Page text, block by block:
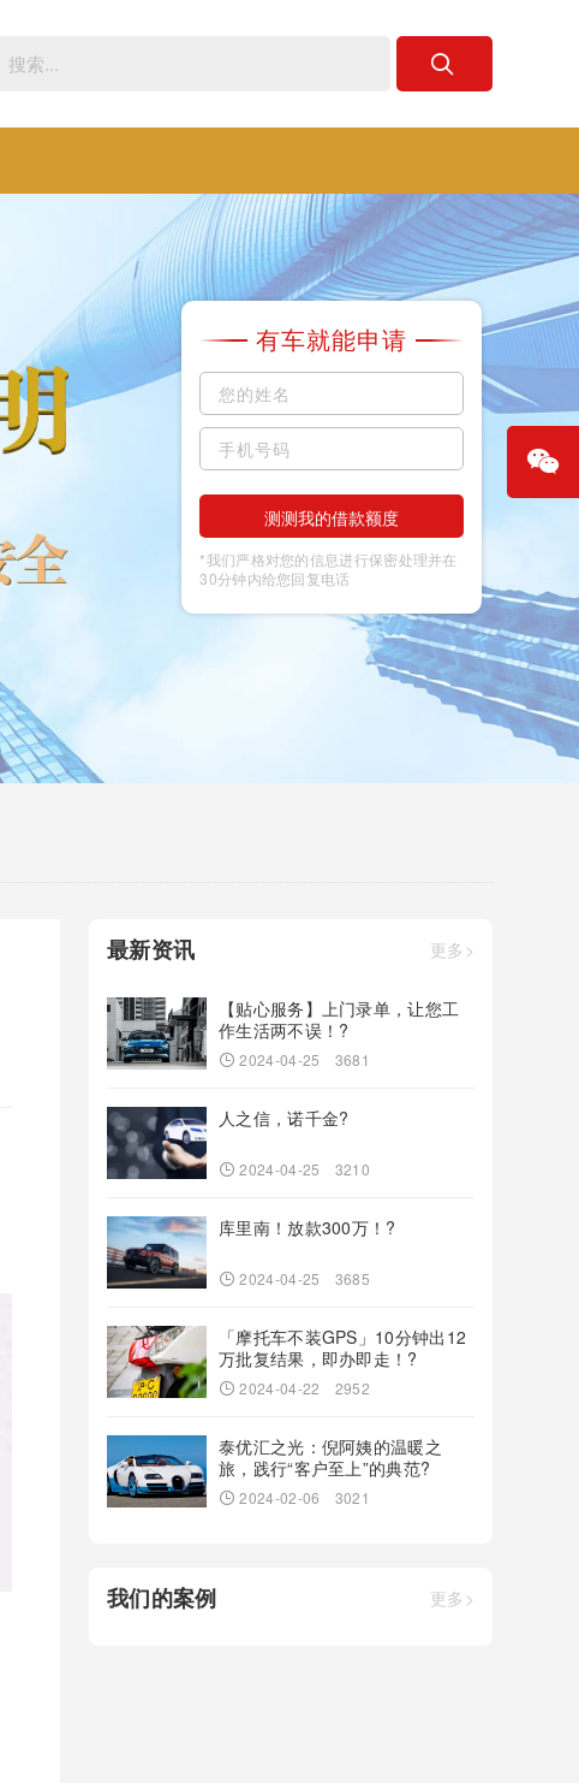
有车就能申请
测测我的借款额度
*我们严格对您的信息进行保密处理并在
30分钟内给您回复电话
最新资讯 更多>
【贴心服务】上门录单，让您工
作生活两不误！?
2024-04-25 3681
人之信，诺千金?
2024-04-25 3210
库里南！放款300万！?
2024-04-25 3685
「摩托车不装GPS」10分钟出12
万批复结果，即办即走！?
2024-04-22 2952
泰优汇之光：倪阿姨的温暖之
旅，践行“客户至上”的典范?
2024-02-06 3021
我们的案例 更多>